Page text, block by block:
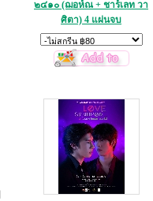
๒๔๑๐ (ฌอห์ณ + ชาร์เลท วา
ศิตา) 4 แผ่นจบ